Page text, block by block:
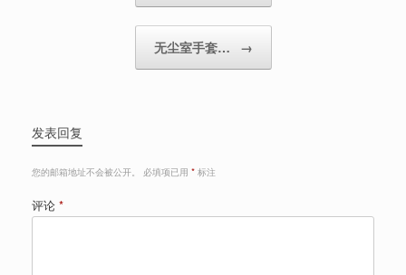
无尘室手套… →
发表回复
您的邮箱地址不会被公开。 必填项已用 * 标注
评论 *